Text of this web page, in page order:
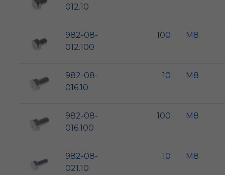
012.10
982-08-
012.100
100 M8
982-08-
016.10
10 M8
982-08-
016.100
100 M8
982-08-
021.10
10 M8